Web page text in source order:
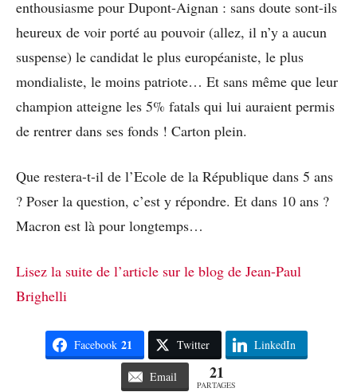
enthousiasme pour Dupont-Aignan : sans doute sont-ils
heureux de voir porté au pouvoir (allez, il n’y a aucun
suspense) le candidat le plus européaniste, le plus
mondialiste, le moins patriote… Et sans même que leur
champion atteigne les 5% fatals qui lui auraient permis
de rentrer dans ses fonds ! Carton plein.
Que restera-t-il de l’Ecole de la République dans 5 ans
? Poser la question, c’est y répondre. Et dans 10 ans ?
Macron est là pour longtemps…
Lisez la suite de l’article sur le blog de Jean-Paul
Brighelli
Facebook 21 Twitter LinkedIn
Email 21
PARTAGES